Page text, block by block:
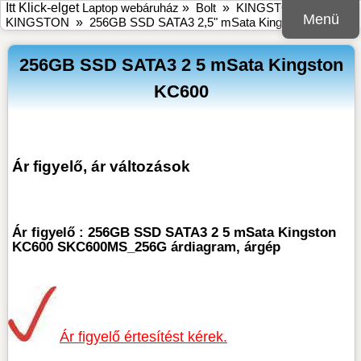
Menü
Itt Klick-elget Laptop webáruház » Bolt » KINGSTON
KINGSTON » 256GB SSD SATA3 2,5" mSata Kingston KC600
256GB SSD SATA3 2 5 mSata Kingston
KC600
Ár figyelő, ár változások
Ár figyelő : 256GB SSD SATA3 2 5 mSata Kingston
KC600 SKC600MS_256G árdiagram, árgép
Ár figyelő értesítést kérek.